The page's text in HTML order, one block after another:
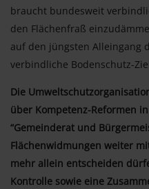
braucht bundesweit
den Flächenfraß
auf den jüngsten Alleingang
verbindliche Bodenschutz-
Die
über Kompetenz-Reformen
“Gemeinderat und
Flächenwidmungen weiter
mehr allein entscheiden
Kontrolle sowie eine